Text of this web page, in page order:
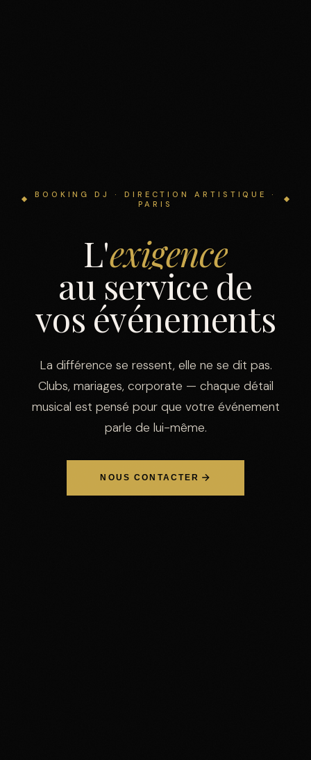
BOOKING DJ · DIRECTION ARTISTIQUE ·
PARIS
L'exigence
au service de
vos événements
La différence se ressent, elle ne se dit pas.
Clubs, mariages, corporate — chaque détail
musical est pensé pour que votre événement
parle de lui-même.
NOUS CONTACTER